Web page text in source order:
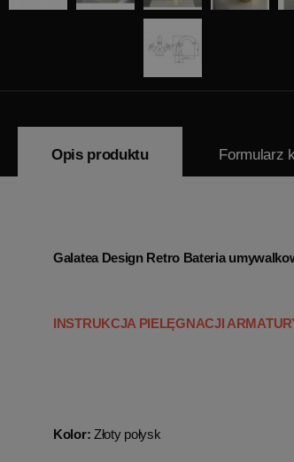
Opis produktu Formularz
Galatea Design Retro Bateria
INSTRUKCJA PIELĘGNACJI
Kolor: Złoty połysk